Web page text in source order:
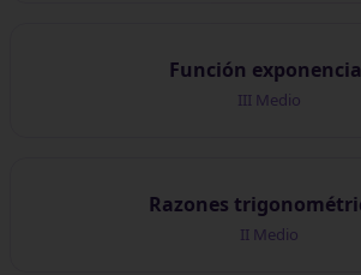
Función
III Medio
Razones
II Medio